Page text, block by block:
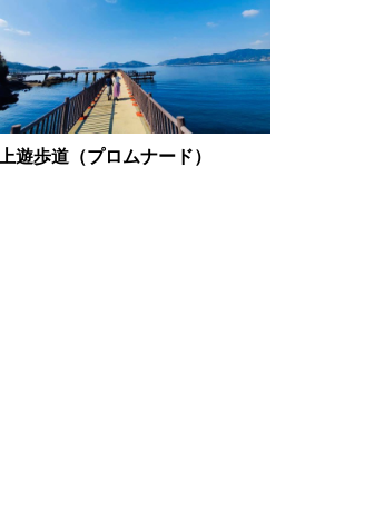
遊歩道（プロムナード）